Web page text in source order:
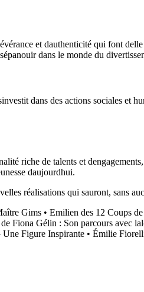
et dauthenticité qui font
dans le monde du
dans des actions sociales et
riche de talents et
daujourdhui.
réalisations qui sauront, sans
Gims • Emilien des 12 Coups
Fiona Gélin : Son parcours avec
Figure Inspirante • Émilie